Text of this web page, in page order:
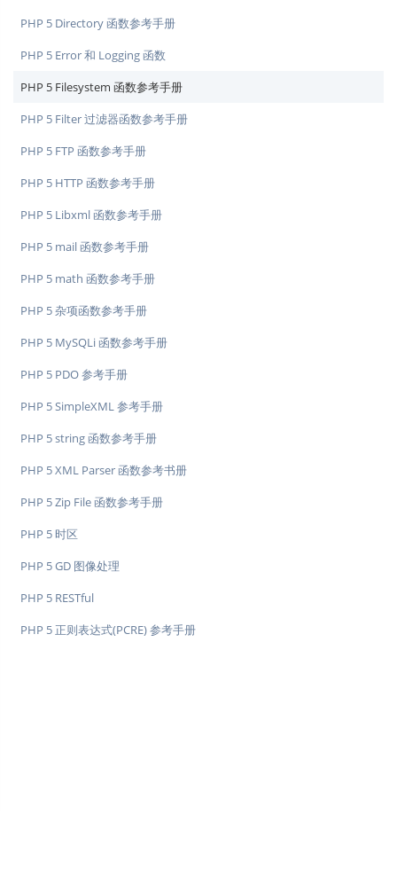
PHP 5 Directory 函数参考手册
PHP 5 Error 和 Logging 函数
PHP 5 Filesystem 函数参考手册
PHP 5 Filter 过滤器函数参考手册
PHP 5 FTP 函数参考手册
PHP 5 HTTP 函数参考手册
PHP 5 Libxml 函数参考手册
PHP 5 mail 函数参考手册
PHP 5 math 函数参考手册
PHP 5 杂项函数参考手册
PHP 5 MySQLi 函数参考手册
PHP 5 PDO 参考手册
PHP 5 SimpleXML 参考手册
PHP 5 string 函数参考手册
PHP 5 XML Parser 函数参考书册
PHP 5 Zip File 函数参考手册
PHP 5 时区
PHP 5 GD 图像处理
PHP 5 RESTful
PHP 5 正则表达式(PCRE) 参考手册